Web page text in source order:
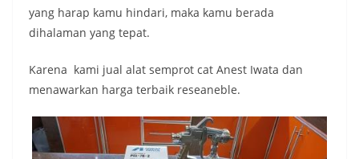
yang harap kamu hindari, maka kamu berada
dihalaman yang tepat.
Karena kami jual alat semprot cat Anest Iwata dan
menawarkan harga terbaik reseaneble.